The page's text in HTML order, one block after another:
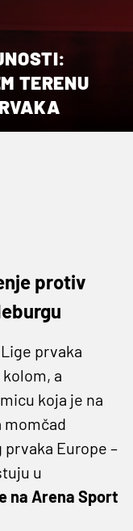
TERENU
protiv
prvaka
a
koja je na
momčad
Europe –
u
na Arena Sport